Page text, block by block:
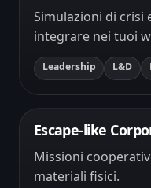
Simulazioni di crisi
integrare nei tuoi
Leadership L&D
Escape-like
Missioni
materiali fisici.